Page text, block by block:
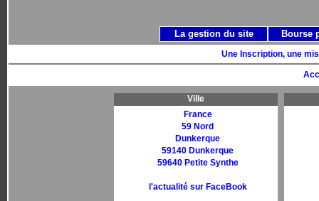
Une Inscription, une
Ville
France
59 Nord
Dunkerque
59140 Dunkerque
59640 Petite Synthe
l'actualité sur FaceBook
La gestion du site Bourse